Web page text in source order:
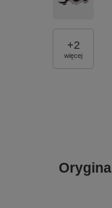
+2
więcej